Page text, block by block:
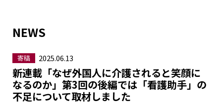
NEWS
寄稿 2025.06.13
新連載「なぜ外国人に介護されると笑顔に
なるのか」第3回の後編では「看護助手」の
不足について取材しました